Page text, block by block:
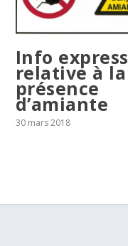
Info express
relative à la
présence
d’amiante
30 mars 2018